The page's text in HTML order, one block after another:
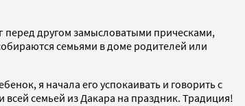
другом замысловатыми прическами,
семьями в доме родителей или
я начала его успокаивать и говорить с
семьей из Дакара на праздник. Традиция!